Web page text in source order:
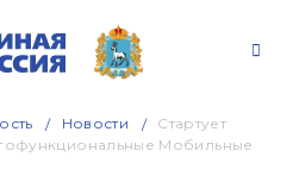
Новости
Стартует
Мобильные